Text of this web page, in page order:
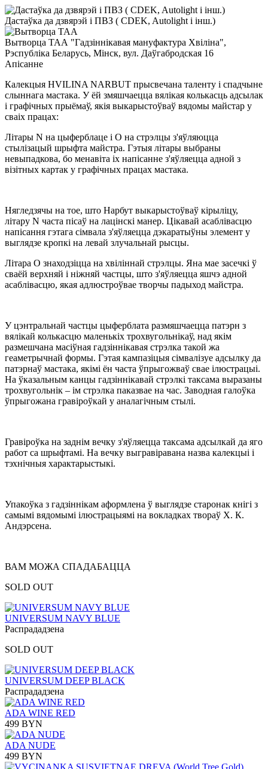
Дастаўка да дзвярэй і ПВЗ ( CDEK, Autolight і інш.)
Вытворца ТАА "Гадзіннікавая мануфактура Хвіліна",
Рэспубліка Беларусь, Мінск, вул. Даўгабродская 16
Апiсанне
Калекцыя HVILINA NARBUT прысвечана таленту і спадчыне
слыннага мастака. У ёй змяшчаецца вялікая колькасць адсылак
і графічных прыёмаў, якія выкарыстоўваў вядомы майстар у
сваіх працах:
Літары N на цыферблаце і O на стрэлцы з'яўляюцца
стылізацый шрыфта майстра. Гэтыя літары выбраны
невыпадкова, бо менавіта іх напісанне з'яўляецца адной з
візітных картак у графічных працах мастака.
Нягледзячы на тое, што Нарбут выкарыстоўваў кірыліцу,
літару N часта пісаў на лацінскі манер. Цікавай асаблівасцю
напісання гэтага сімвала з'яўляецца дэкаратыўны элемент у
выглядзе кропкі на левай злучальнай рысцы.
Літара О знаходзіцца на хвіліннай стрэлцы. Яна мае засечкі ў
сваёй верхняй і ніжняй частцы, што з'яўляецца яшчэ адной
асаблівасцю, якая адлюстроўвае творчы падыход майстра.
У цэнтральнай частцы цыферблата размяшчаецца патэрн з
вялікай колькасцю маленькіх трохвугольнікаў, над якім
размешчана масіўная гадзіннікавая стрэлка такой жа
геаметрычнай формы. Гэтая кампазіцыя сімвалізуе адсылку да
патэрнаў мастака, якімі ён часта ўпрыгожваў свае ілюстрацыі.
На ўказальным канцы гадзіннікавай стрэлкі таксама выразаны
трохвугольнік – ім стрэлка паказвае на час. Заводная галоўка
ўпрыгожана гравіроўкай у аналагічным стылі.
Гравіроўка на заднім вечку з'яўляецца таксама адсылкай да яго
работ са шрыфтамі. На вечку выгравіравана назва калекцыі і
тэхнічныя характарыстыкі.
Упакоўка з гадзіннікам аформлена ў выглядзе старонак кнігі з
самымі вядомымі ілюстрацыямі на вокладках твораў Х. К.
Андэрсена.
ВАМ МОЖА СПАДАБАЦЦА
SOLD OUT
UNIVERSUM NAVY BLUE
Распрададзена
SOLD OUT
UNIVERSUM DEEP BLACK
Распрададзена
ADA WINE RED
499 BYN
ADA NUDE
499 BYN